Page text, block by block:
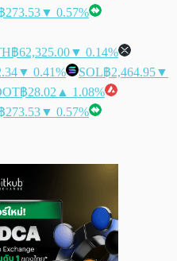
273.53▼ 0.57%
฿62,325.00▼ 0.14%
▼ 0.41% SOL฿2,464.95▼
฿28.02 ▲ 1.08%
273.53▼ 0.57%